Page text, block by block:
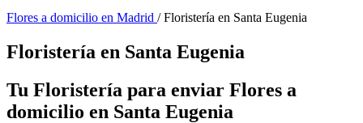
Flores a domicilio en Madrid / Floristería en Santa Eugenia
Floristería en Santa Eugenia
Tu Floristería para enviar Flores a
domicilio en Santa Eugenia